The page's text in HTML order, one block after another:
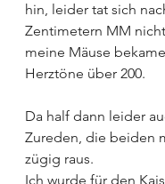
hin, leider tat sich
Zentimetern MM
meine Mäuse
Herztöne über 200.
Da half dann leider
Zureden, die beiden
zügig raus.
Ich wurde für den